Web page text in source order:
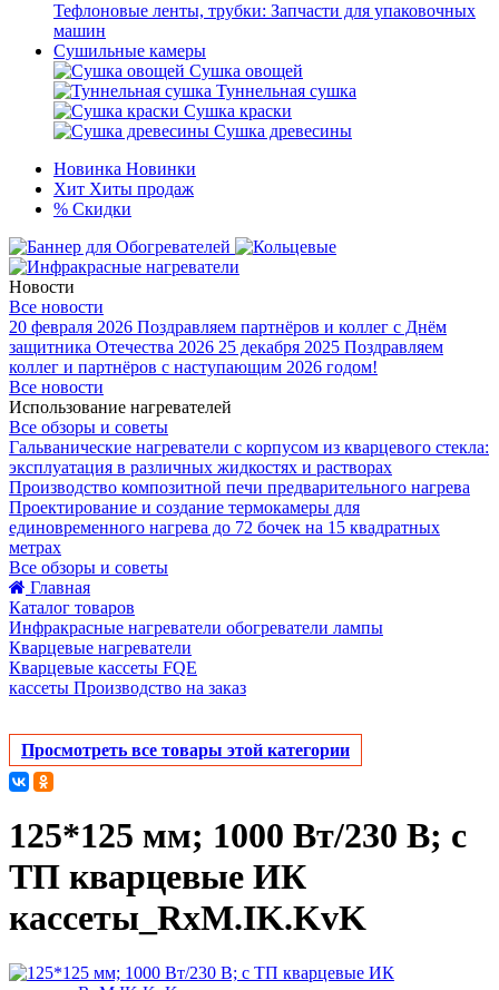
Тефлоновые ленты, трубки: Запчасти для упаковочных
машин
Сушильные камеры
Сушка овощей
Туннельная сушка
Сушка краски
Сушка древесины
Новинка Новинки
Хит Хиты продаж
% Скидки
Новости
Все новости
20 февраля 2026 Поздравляем партнёров и коллег с Днём
защитника Отечества 2026 25 декабря 2025 Поздравляем
коллег и партнёров с наступающим 2026 годом!
Все новости
Использование нагревателей
Все обзоры и советы
Гальванические нагреватели с корпусом из кварцевого стекла:
эксплуатация в различных жидкостях и растворах
Производство композитной печи предварительного нагрева
Проектирование и создание термокамеры для
единовременного нагрева до 72 бочек на 15 квадратных
метрах
Все обзоры и советы
Главная
Каталог товаров
Инфракрасные нагреватели обогреватели лампы
Кварцевые нагреватели
Кварцевые кассеты FQE
кассеты Производство на заказ
Просмотреть все товары этой категории
125*125 мм; 1000 Вт/230 В; с
ТП кварцевые ИК
кассеты_RxM.IK.KvK